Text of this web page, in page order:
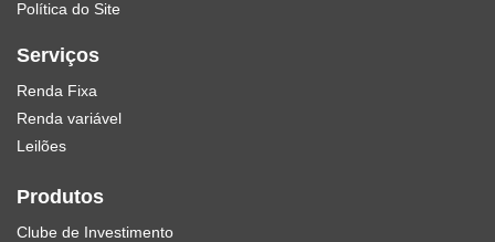
Política do Site
Serviços
Renda Fixa
Renda variável
Leilões
Produtos
Clube de Investimento